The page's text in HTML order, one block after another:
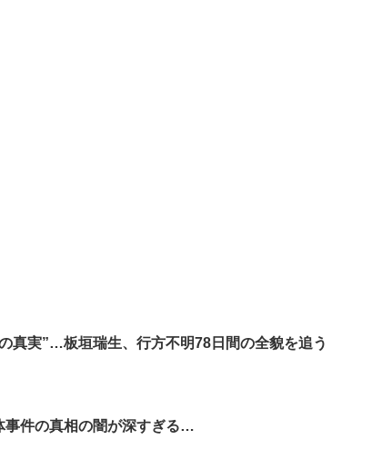
真実”…板垣瑞生、行方不明78日間の全貌を追う
事件の真相の闇が深すぎる…